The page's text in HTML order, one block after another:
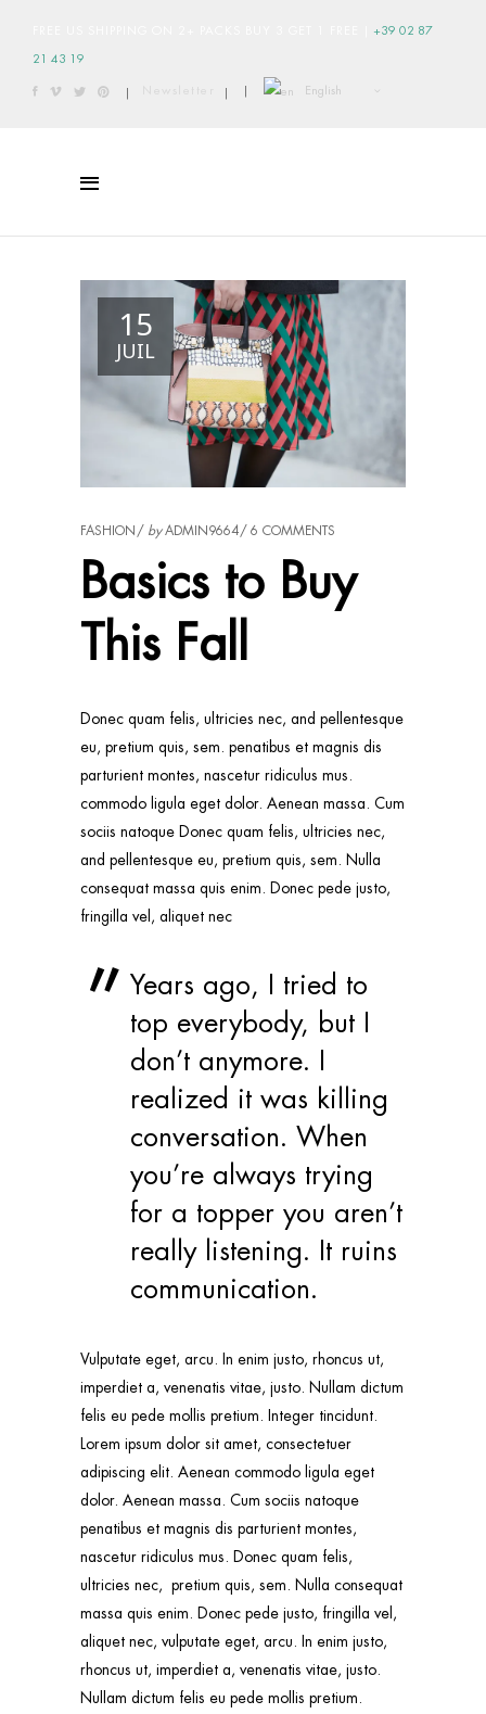
+39 02 87
21 43 19
| | | English
15
JUIL
FASHION byADMIN9664 6 COMMENTS
Basics to Buy
This Fall
Donec quam felis, ultricies nec, and pellentesque
eu, pretium quis, sem. penatibus et magnis dis
parturient montes, nascetur ridiculus mus.
commodo ligula eget dolor. Aenean massa. Cum
sociis natoque Donec quam felis, ultricies nec,
and pellentesque eu, pretium quis, sem. Nulla
consequat massa quis enim. Donec pede justo,
fringilla vel, aliquet nec
Years ago, I tried to
top everybody, but I
don’t anymore. I
realized it was killing
conversation. When
you’re always trying
for a topper you aren’t
really listening. It ruins
communication.
Vulputate eget, arcu. In enim justo, rhoncus ut,
imperdiet a, venenatis vitae, justo. Nullam dictum
felis eu pede mollis pretium. Integer tincidunt.
Lorem ipsum dolor sit amet, consectetuer
adipiscing elit. Aenean commodo ligula eget
dolor. Aenean massa. Cum sociis natoque
penatibus et magnis dis parturient montes,
nascetur ridiculus mus. Donec quam felis,
ultricies nec, pretium quis, sem. Nulla consequat
massa quis enim. Donec pede justo, fringilla vel,
aliquet nec, vulputate eget, arcu. In enim justo,
rhoncus ut, imperdiet a, venenatis vitae, justo.
Nullam dictum felis eu pede mollis pretium.